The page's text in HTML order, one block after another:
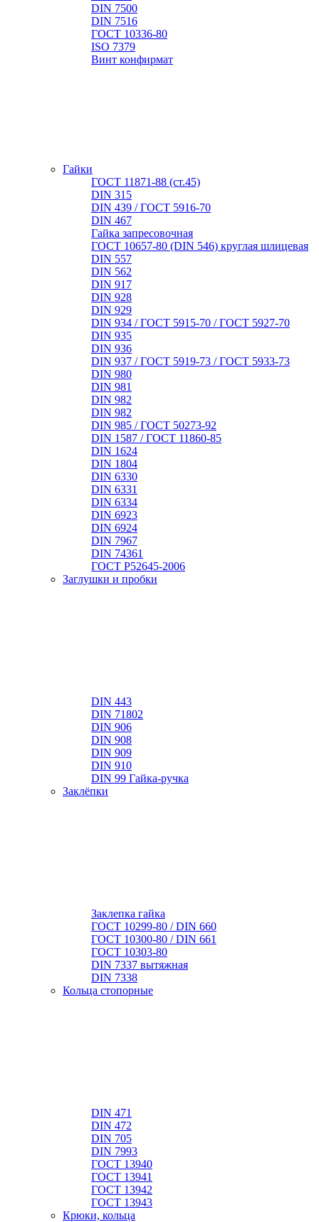
DIN 7500
DIN 7516
ГОСТ 10336-80
ISO 7379
Винт конфирмат
Гайки
ГОСТ 11871-88 (ст.45)
DIN 315
DIN 439 / ГОСТ 5916-70
DIN 467
Гайка запресовочная
ГОСТ 10657-80 (DIN 546) круглая шлицевая
DIN 557
DIN 562
DIN 917
DIN 928
DIN 929
DIN 934 / ГОСТ 5915-70 / ГОСТ 5927-70
DIN 935
DIN 936
DIN 937 / ГОСТ 5919-73 / ГОСТ 5933-73
DIN 980
DIN 981
DIN 982
DIN 982
DIN 985 / ГОСТ 50273-92
DIN 1587 / ГОСТ 11860-85
DIN 1624
DIN 1804
DIN 6330
DIN 6331
DIN 6334
DIN 6923
DIN 6924
DIN 7967
DIN 74361
ГОСТ Р52645-2006
Заглушки и пробки
DIN 443
DIN 71802
DIN 906
DIN 908
DIN 909
DIN 910
DIN 99 Гайка-ручка
Заклёпки
Заклепка гайка
ГОСТ 10299-80 / DIN 660
ГОСТ 10300-80 / DIN 661
ГОСТ 10303-80
DIN 7337 вытяжная
DIN 7338
Кольца стопорные
DIN 471
DIN 472
DIN 705
DIN 7993
ГОСТ 13940
ГОСТ 13941
ГОСТ 13942
ГОСТ 13943
Крюки, кольца